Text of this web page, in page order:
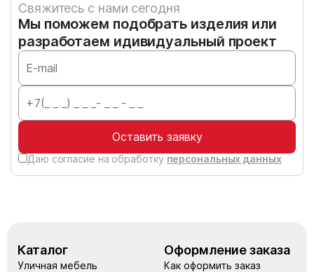
Свяжитесь с нами сегодня
Мы поможем подобрать изделия или
разработаем идивидуальный проект
Оставить заявку
Даю согласие на обработку персональных данных
Каталог
Уличная мебель
Оформление заказа
Как оформить заказ